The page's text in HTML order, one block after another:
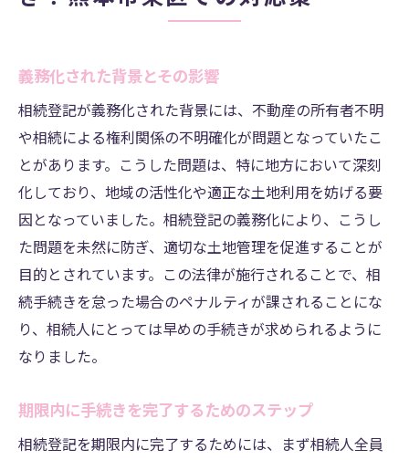
義務化された背景とその影響
相続登記が義務化された背景には、不動産の所有者不明
や相続による権利関係の不明確化が問題となっていたこ
とがあります。こうした問題は、特に地方において深刻
化しており、地域の活性化や適正な土地利用を妨げる要
因となっていました。相続登記の義務化により、こうし
た問題を未然に防ぎ、適切な土地管理を促進することが
目的とされています。この法律が施行されることで、相
続手続きを怠った場合のペナルティが課されることにな
り、相続人にとっては早めの手続きが求められるように
なりました。
期限内に手続きを完了するためのステップ
相続登記を期限内に完了するためには、まず相続人全員